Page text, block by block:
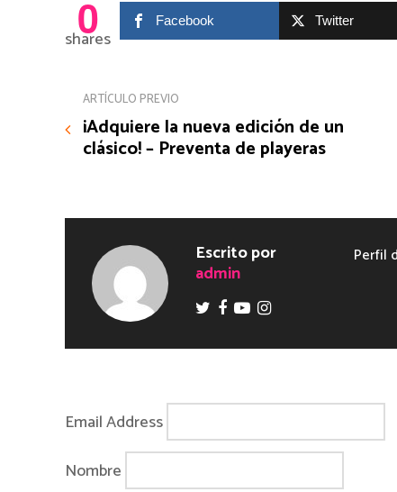
0
shares
Facebook Twitter
ARTÍCULO PREVIO
¡Adquiere la nueva edición de un
clásico! – Preventa de playeras
Escrito por
admin
Perfil
Email Address
Nombre